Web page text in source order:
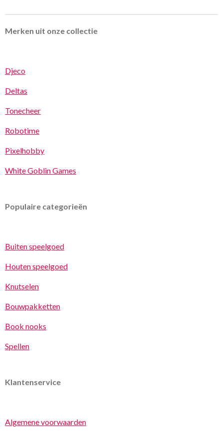
Merken uit onze collectie
Djeco
Deltas
Tonecheer
Robotime
Pixelhobby
White Goblin Games
Populaire categorieën
Buiten speelgoed
Houten speelgoed
Knutselen
Bouwpakketten
Book nooks
Spellen
Klantenservice
Algemene voorwaarden